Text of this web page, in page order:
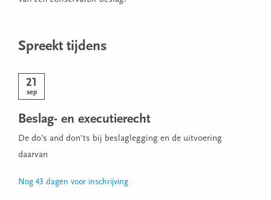
Spreekt tijdens
21
sep
Beslag- en executierecht
De do’s and don’ts bij beslaglegging en de uitvoering
daarvan
Nog 43 dagen voor inschrijving